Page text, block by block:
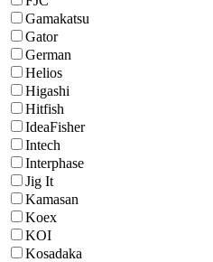
Gamakatsu
Gator
German
Helios
Higashi
Hitfish
IdeaFisher
Intech
Interphase
Jig It
Kamasan
Koex
KOI
Kosadaka